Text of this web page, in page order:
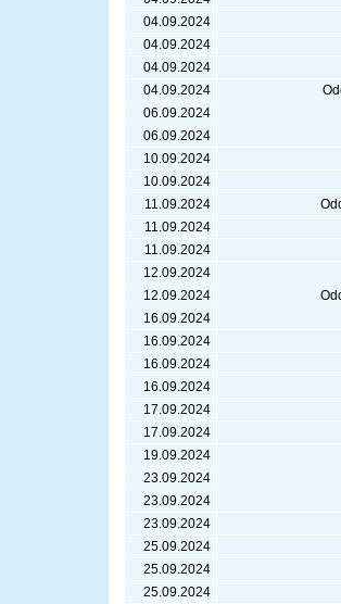
04.09.2024
04.09.2024
04.09.2024
04.09.2024
06.09.2024
06.09.2024
10.09.2024
10.09.2024
11.09.2024
11.09.2024
11.09.2024
12.09.2024
12.09.2024
16.09.2024
16.09.2024
16.09.2024
16.09.2024
17.09.2024
17.09.2024
19.09.2024
23.09.2024
23.09.2024
23.09.2024
25.09.2024
25.09.2024
25.09.2024